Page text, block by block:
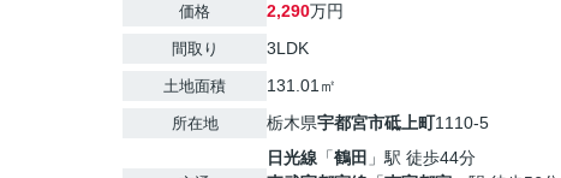
価格 2,290万円
間取り 3LDK
土地面積 131.01㎡
所在地 栃木県宇都宮市砥上町1110-5
日光線 「鶴田 」駅 徒歩44分